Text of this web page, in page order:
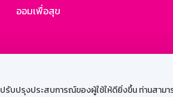
รับปรุงประสบการณ์ของผู้ใช้ให้ดียิ่งขึ้น ท่านสาม
ออมเพื่อสุข